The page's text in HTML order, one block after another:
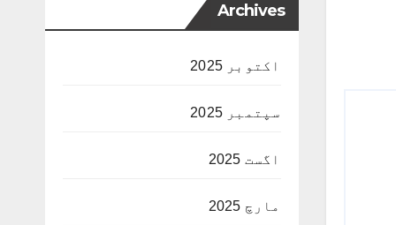
Archives
اکتوبر 2025
سپتمبر 2025
اگست 2025
مارچ 2025